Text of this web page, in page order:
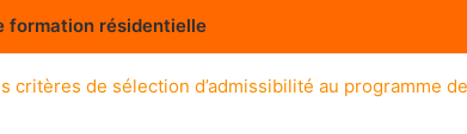
formation résidentielle
critères de sélection d’admissibilité au programme